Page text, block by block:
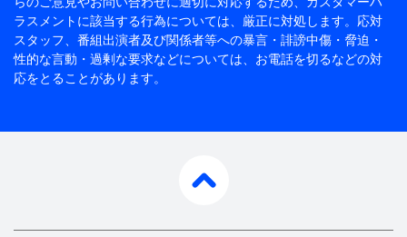
ラスメントに該当する行為については、厳正に対処します。応対
スタッフ、番組出演者及び関係者等への暴言・誹謗中傷・脅迫・
性的な言動・過剰な要求などについては、お電話を切るなどの対
応をとることがあります。